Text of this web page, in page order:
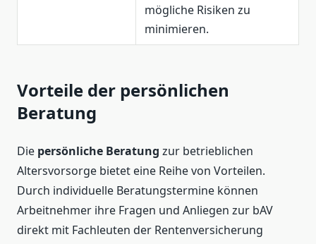
mögliche Risiken zu
minimieren.
Vorteile der persönlichen
Beratung
Die persönliche Beratung zur betrieblichen
Altersvorsorge bietet eine Reihe von Vorteilen.
Durch individuelle Beratungstermine können
Arbeitnehmer ihre Fragen und Anliegen zur bAV
direkt mit Fachleuten der Rentenversicherung